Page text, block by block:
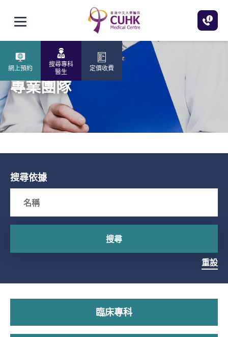
打開選單
網上預約
搜尋專科
醫生
定價收費
專業團隊
搜尋依據
搜尋
重設
臨床專科